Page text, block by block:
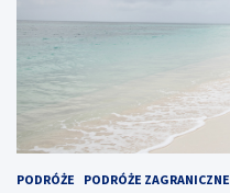
PODRÓŻE PODRÓŻE ZAGRANICZNE